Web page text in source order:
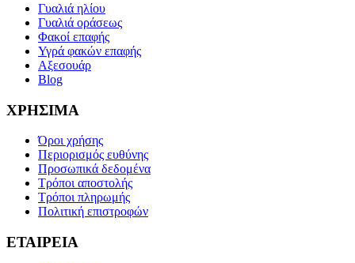
Γυαλιά ηλίου
Γυαλιά οράσεως
Φακοί επαφής
Υγρά φακών επαφής
Αξεσουάρ
Blog
ΧΡΗΣΙΜΑ
Όροι χρήσης
Περιορισμός ευθύνης
Προσωπικά δεδομένα
Τρόποι αποστολής
Τρόποι πληρωμής
Πολιτική επιστροφών
ΕΤΑΙΡΕΙΑ